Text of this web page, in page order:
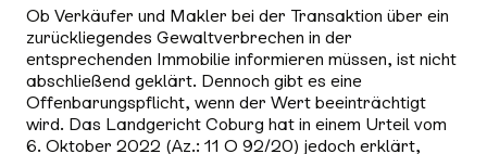
Ob Verkäufer und Makler bei der Transaktion über ein
zurückliegendes Gewaltverbrechen in der
entsprechenden Immobilie informieren müssen, ist nicht
abschließend geklärt. Dennoch gibt es eine
Offenbarungspflicht, wenn der Wert beeinträchtigt
wird. Das Landgericht Coburg hat in einem Urteil vom
6. Oktober 2022 (Az.: 11 O 92/20) jedoch erklärt,